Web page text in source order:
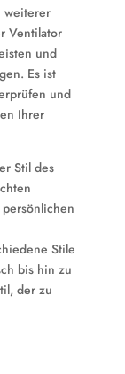
weiterer
Ventilator
und
Es ist
und
Ihrer
Stil des
Stile
bis hin zu
der zu